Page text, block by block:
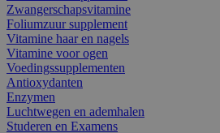
Zwangerschapsvitamine
Foliumzuur supplement
Vitamine haar en nagels
Vitamine voor ogen
Voedingssupplementen
Antioxydanten
Enzymen
Luchtwegen en ademhalen
Studeren en Examens